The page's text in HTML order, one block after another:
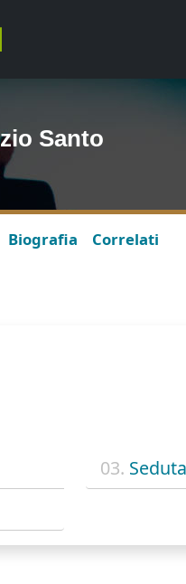
Santo
Biografia Correlati
03.